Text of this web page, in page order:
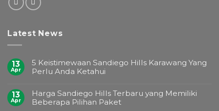
Latest News
13
Apr
5 Keistimewaan Sandiego Hills Karawang Yang
Perlu Anda Ketahui
13
Apr
Harga Sandiego Hills Terbaru yang Memiliki
Beberapa Pilihan Paket